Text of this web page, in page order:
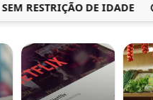
DE IDADE